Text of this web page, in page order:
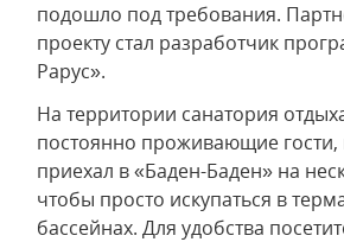
подошло под требования.
проекту стал разработчик
Рарус».
На территории санатория
постоянно проживающие гости,
приехал в «Баден-Баден» на
чтобы просто искупаться в
бассейнах. Для удобства